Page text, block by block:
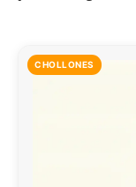
CHOLLONES